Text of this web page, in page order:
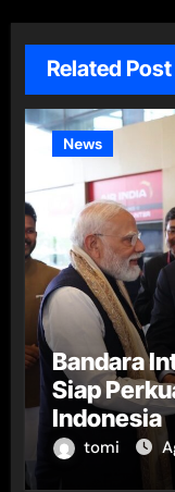
Related Post
News
Bandara
Siap
Indonesia
tomi